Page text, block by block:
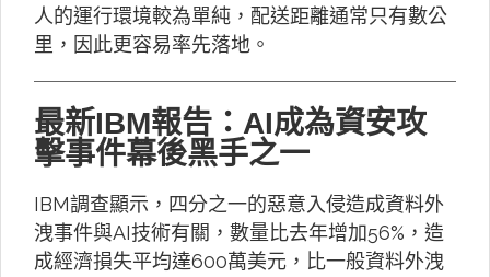
人的運行環境較為單純，配送距離通常只有數公
里，因此更容易率先落地。
最新IBM報告：AI成為資安攻
擊事件幕後黑手之一
IBM調查顯示，四分之一的惡意入侵造成資料外
洩事件與AI技術有關，數量比去年增加56%，造
成經濟損失平均達600萬美元，比一般資料外洩